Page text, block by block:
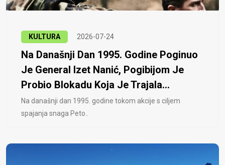
KULTURA 2026-07-24
Na Današnji Dan 1995. Godine Poginuo
Je General Izet Nanić, Pogibijom Je
Probio Blokadu Koja Je Trajala...
Na današnji dan 1995. godine tokom akcije s ciljem
spajanja snaga Peto..